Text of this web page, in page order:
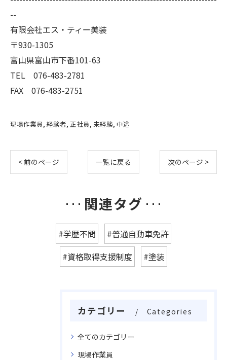
--
有限会社エス・ティー美装
〒930-1305
富山県富山市下番101-63
TEL 076-483-2781
FAX 076-483-2751
現場作業員 経験者 正社員 未経験 中途
< 前のページ 一覧に戻る 次のページ >
関連タグ
#学歴不問
#普通自動車免許
#資格取得支援制度
#塗装
カテゴリー Categories
全てのカテゴリー
現場作業員